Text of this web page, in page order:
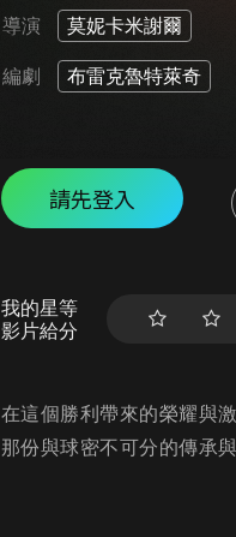
導演 莫妮卡米謝爾
編劇 布雷克魯特萊奇
請先登入
我的星等
影片給分
在這個勝利帶來的榮耀與
那份與球密不可分的傳承與